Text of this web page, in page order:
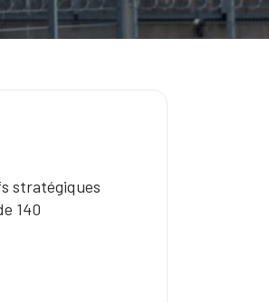
stratégiques
140